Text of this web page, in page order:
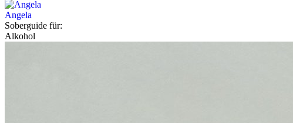
Angela
Soberguide für:
Alkohol